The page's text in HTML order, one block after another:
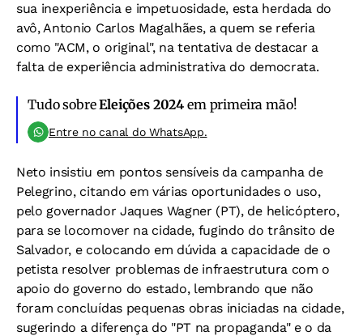
sua inexperiência e impetuosidade, esta herdada do
avô, Antonio Carlos Magalhães, a quem se referia
como "ACM, o original", na tentativa de destacar a
falta de experiência administrativa do democrata.
Tudo sobreEleições 2024 em primeira mão!
Entre no canal do WhatsApp.
Neto insistiu em pontos sensíveis da campanha de
Pelegrino, citando em várias oportunidades o uso,
pelo governador Jaques Wagner (PT), de helicóptero,
para se locomover na cidade, fugindo do trânsito de
Salvador, e colocando em dúvida a capacidade de o
petista resolver problemas de infraestrutura com o
apoio do governo do estado, lembrando que não
foram concluídas pequenas obras iniciadas na cidade,
sugerindo a diferença do "PT na propaganda" e o da